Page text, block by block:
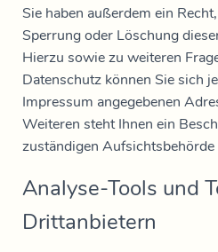
Sie haben außerdem ein
Sperrung oder Löschung
Hierzu sowie zu weiteren
Datenschutz können Sie sich
Impressum angegebenen
Weiteren steht Ihnen ein
zuständigen Aufsichtsbehörde
Analyse-Tools und
Drittanbietern